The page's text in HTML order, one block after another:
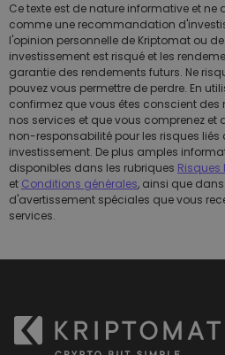
Ce texte est de nature informative et ne
comme une recommandation
l'opinion personnelle de Kriptomat ou
investissement est risqué et les
garantie des rendements futurs. Ne
pouvez vous permettre de perdre. En
confirmez que vous êtes conscient
nos services et que vous comprenez et
non-responsabilité pour les risques liés
investissement. De plus amples
disponibles dans les rubriques
et Conditions générales, ainsi que
d'avertissement spéciales que vous
services.